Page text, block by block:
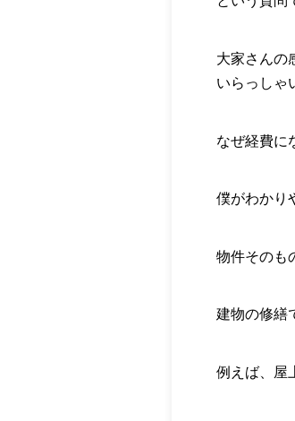
大家さんの
いらっしゃ
なぜ経費に
僕がわかり
物件そのも
建物の修繕
例えば、屋